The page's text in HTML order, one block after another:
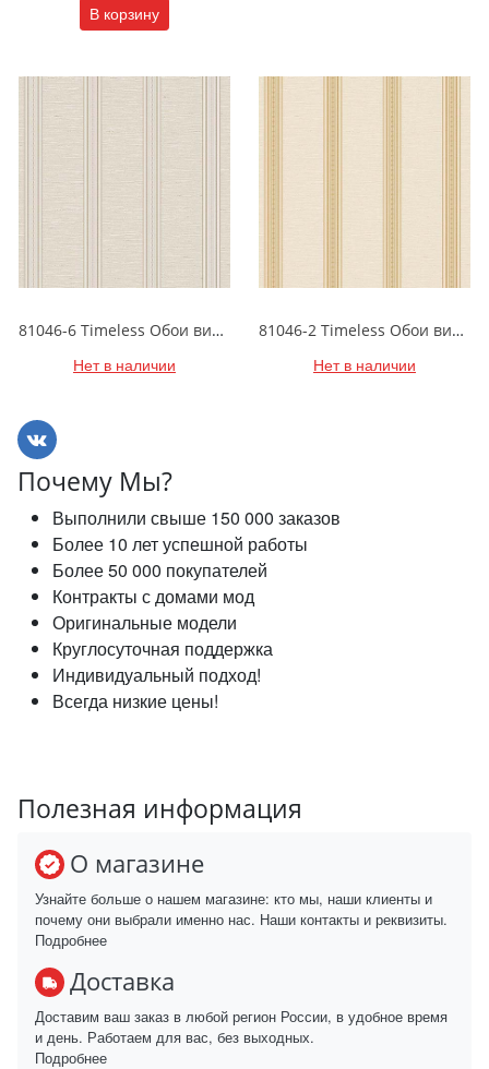
В корзину
81046-6 Timeless Обои виниловые на бумажной основе 1.06*15.5
Нет в наличии
81046-2 Timeless Обои виниловые на бумажной основе 1.06*15.5
Нет в наличии
Почему Мы?
Выполнили свыше 150 000 заказов
Более 10 лет успешной работы
Более 50 000 покупателей
Контракты с домами мод
Оригинальные модели
Круглосуточная поддержка
Индивидуальный подход!
Всегда низкие цены!
Полезная информация
О магазине
Узнайте больше о нашем магазине: кто мы, наши клиенты и
почему они выбрали именно нас. Наши контакты и реквизиты.
Подробнее
Доставка
Доставим ваш заказ в любой регион России, в удобное время
и день. Работаем для вас, без выходных.
Подробнее